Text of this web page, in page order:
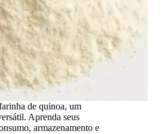
de quinoa, um
Aprenda seus
armazenamento e